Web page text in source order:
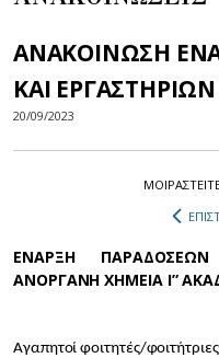
ΑΝΑΚΟΙΝΩΣΗ
ΚΑΙ
20/09/2023
ΕΝΑΡΞΗ
ΑΝΟΡΓΑΝΗ ΧΗΜΕΙΑ Ι”
Αγαπητοί φοιτητές/